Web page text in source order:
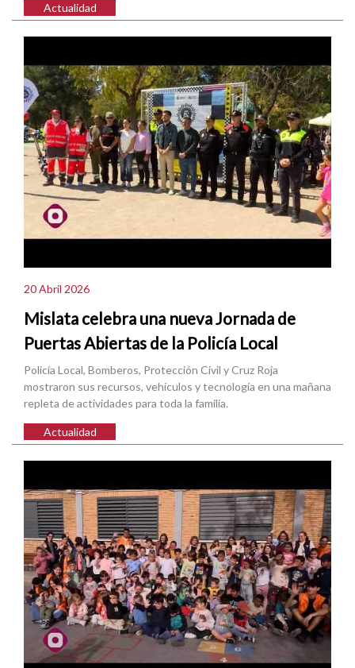
Actualidad
20 Abril 2026
Mislata celebra una nueva Jornada de
Puertas Abiertas de la Policía Local
Policía Local, Bomberos, Protección Civil y Cruz Roja
mostraron sus recursos, vehículos y tecnología en una mañana
repleta de actividades para toda la familia.
Actualidad